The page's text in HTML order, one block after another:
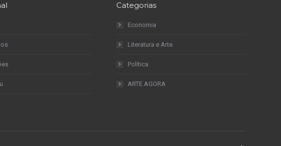
Categorias
Economia
Literatura e Arte
Política
ARTE AGORA